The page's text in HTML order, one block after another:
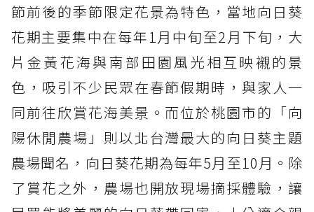
節前後的季節限定花景為特色，當地向日葵
花期主要集中在每年1月中旬至2月下旬，大
片金黃花海與南部田園風光相互映襯的景
色，吸引不少民眾在春節假期時，與家人一
同前往欣賞花海美景。而位於桃園市的「向
陽休閒農場」則以北台灣最大的向日葵主題
農場聞名，向日葵花期為每年5月至10月。除
了賞花之外，農場也開放現場摘採體驗，讓